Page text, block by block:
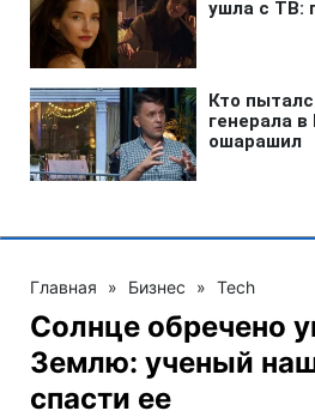
Главная » Бизнес » Tech
Солнце обречено
Землю: ученый
спасти ее